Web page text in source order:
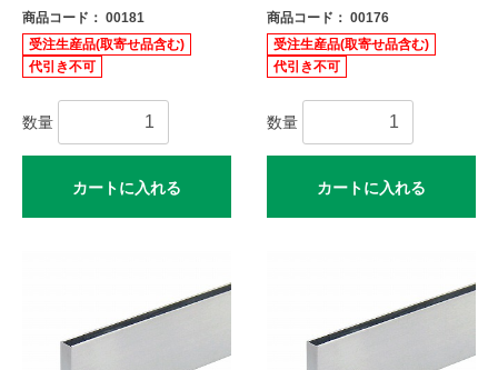
商品コード： 00181
受注生産品(取寄せ品含む)
代引き不可
数量
カートに入れる
商品コード： 00176
受注生産品(取寄せ品含む)
代引き不可
数量
カートに入れる